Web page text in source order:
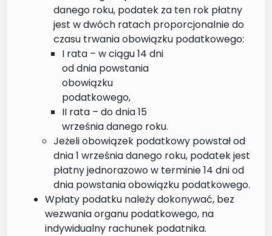
danego roku, podatek za ten rok płatny
jest w dwóch ratach proporcjonalnie do
czasu trwania obowiązku podatkowego:
I rata – w ciągu 14 dni
od dnia powstania
obowiązku
podatkowego,
II rata – do dnia 15
września danego roku.
Jeżeli obowiązek podatkowy powstał od
dnia 1 września danego roku, podatek jest
płatny jednorazowo w terminie 14 dni od
dnia powstania obowiązku podatkowego.
Wpłaty podatku należy dokonywać, bez
wezwania organu podatkowego, na
indywidualny rachunek podatnika.